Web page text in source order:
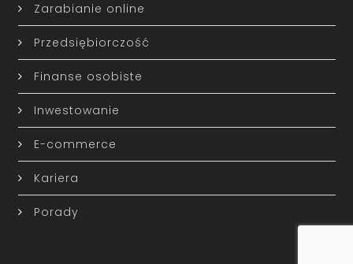
Zarabianie online
Przedsiębiorczość
Finanse osobiste
Inwestowanie
E-commerce
Kariera
Porady